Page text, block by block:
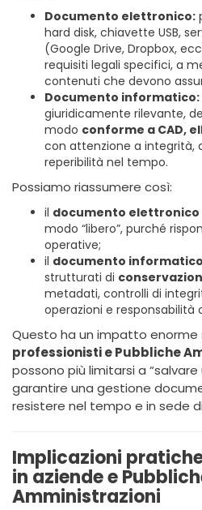
Documento elettronico:
hard disk, chiavette USB,
(Google Drive, Dropbox,
requisiti legali specifici, a
contenuti che devono
Documento informatico:
giuridicamente rilevante,
modo conforme a CAD,
con attenzione a integrità,
reperibilità nel tempo.
Possiamo riassumere così:
il documento elettronico
modo “libero”, purché
operative;
il documento informatico
strutturati di
metadati, controlli di
operazioni e responsabilità
Questo ha un impatto enorme
professionisti e Pubbliche
possono più limitarsi a
garantire una gestione
resistere nel tempo e in sede
Implicazioni
in aziende e
Amministrazioni